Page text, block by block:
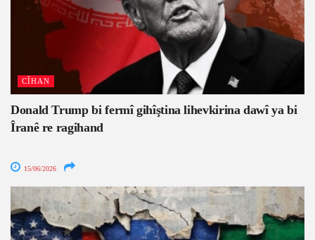
CÎHAN
Donald Trump bi fermî gihîştina lihevkirina dawî ya bi
Îranê re ragihand
15/06/2026